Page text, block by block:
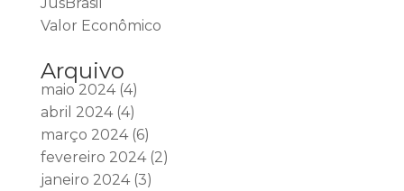
JusBrasil
Valor Econômico
Arquivo
maio 2024(4)
abril 2024(4)
março 2024(6)
fevereiro 2024(2)
janeiro 2024(3)